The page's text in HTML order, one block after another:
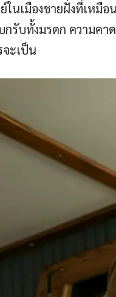
ในเมืองชายฝั่งที่เหมื
รับทั้งมรดก ความคา
จะเป็น